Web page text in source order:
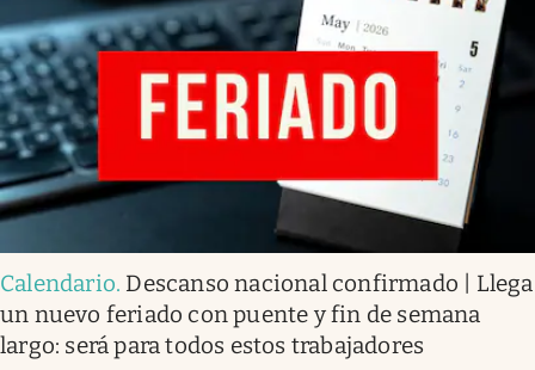
Infotechnology
Clase
Clima
Mundial 2026
Eventos Corporativos
Mediakit
abre en nueva pestaña
Argentina
Calendario. Descanso nacional confirmado | Llega
un nuevo feriado con puente y fin de semana
largo: será para todos estos trabajadores